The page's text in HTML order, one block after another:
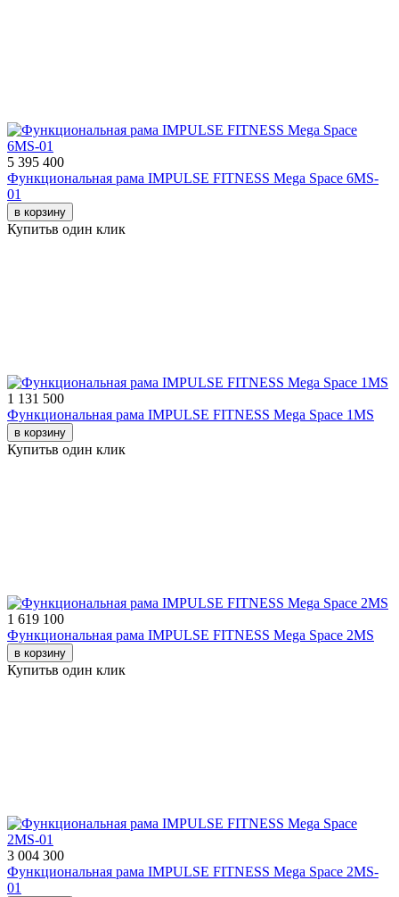
5 395 400
Функциональная рама IMPULSE FITNESS Mega Space 6MS-
01
в корзину
Купитьв один клик
1 131 500
Функциональная рама IMPULSE FITNESS Mega Space 1MS
в корзину
Купитьв один клик
1 619 100
Функциональная рама IMPULSE FITNESS Mega Space 2MS
в корзину
Купитьв один клик
3 004 300
Функциональная рама IMPULSE FITNESS Mega Space 2MS-
01